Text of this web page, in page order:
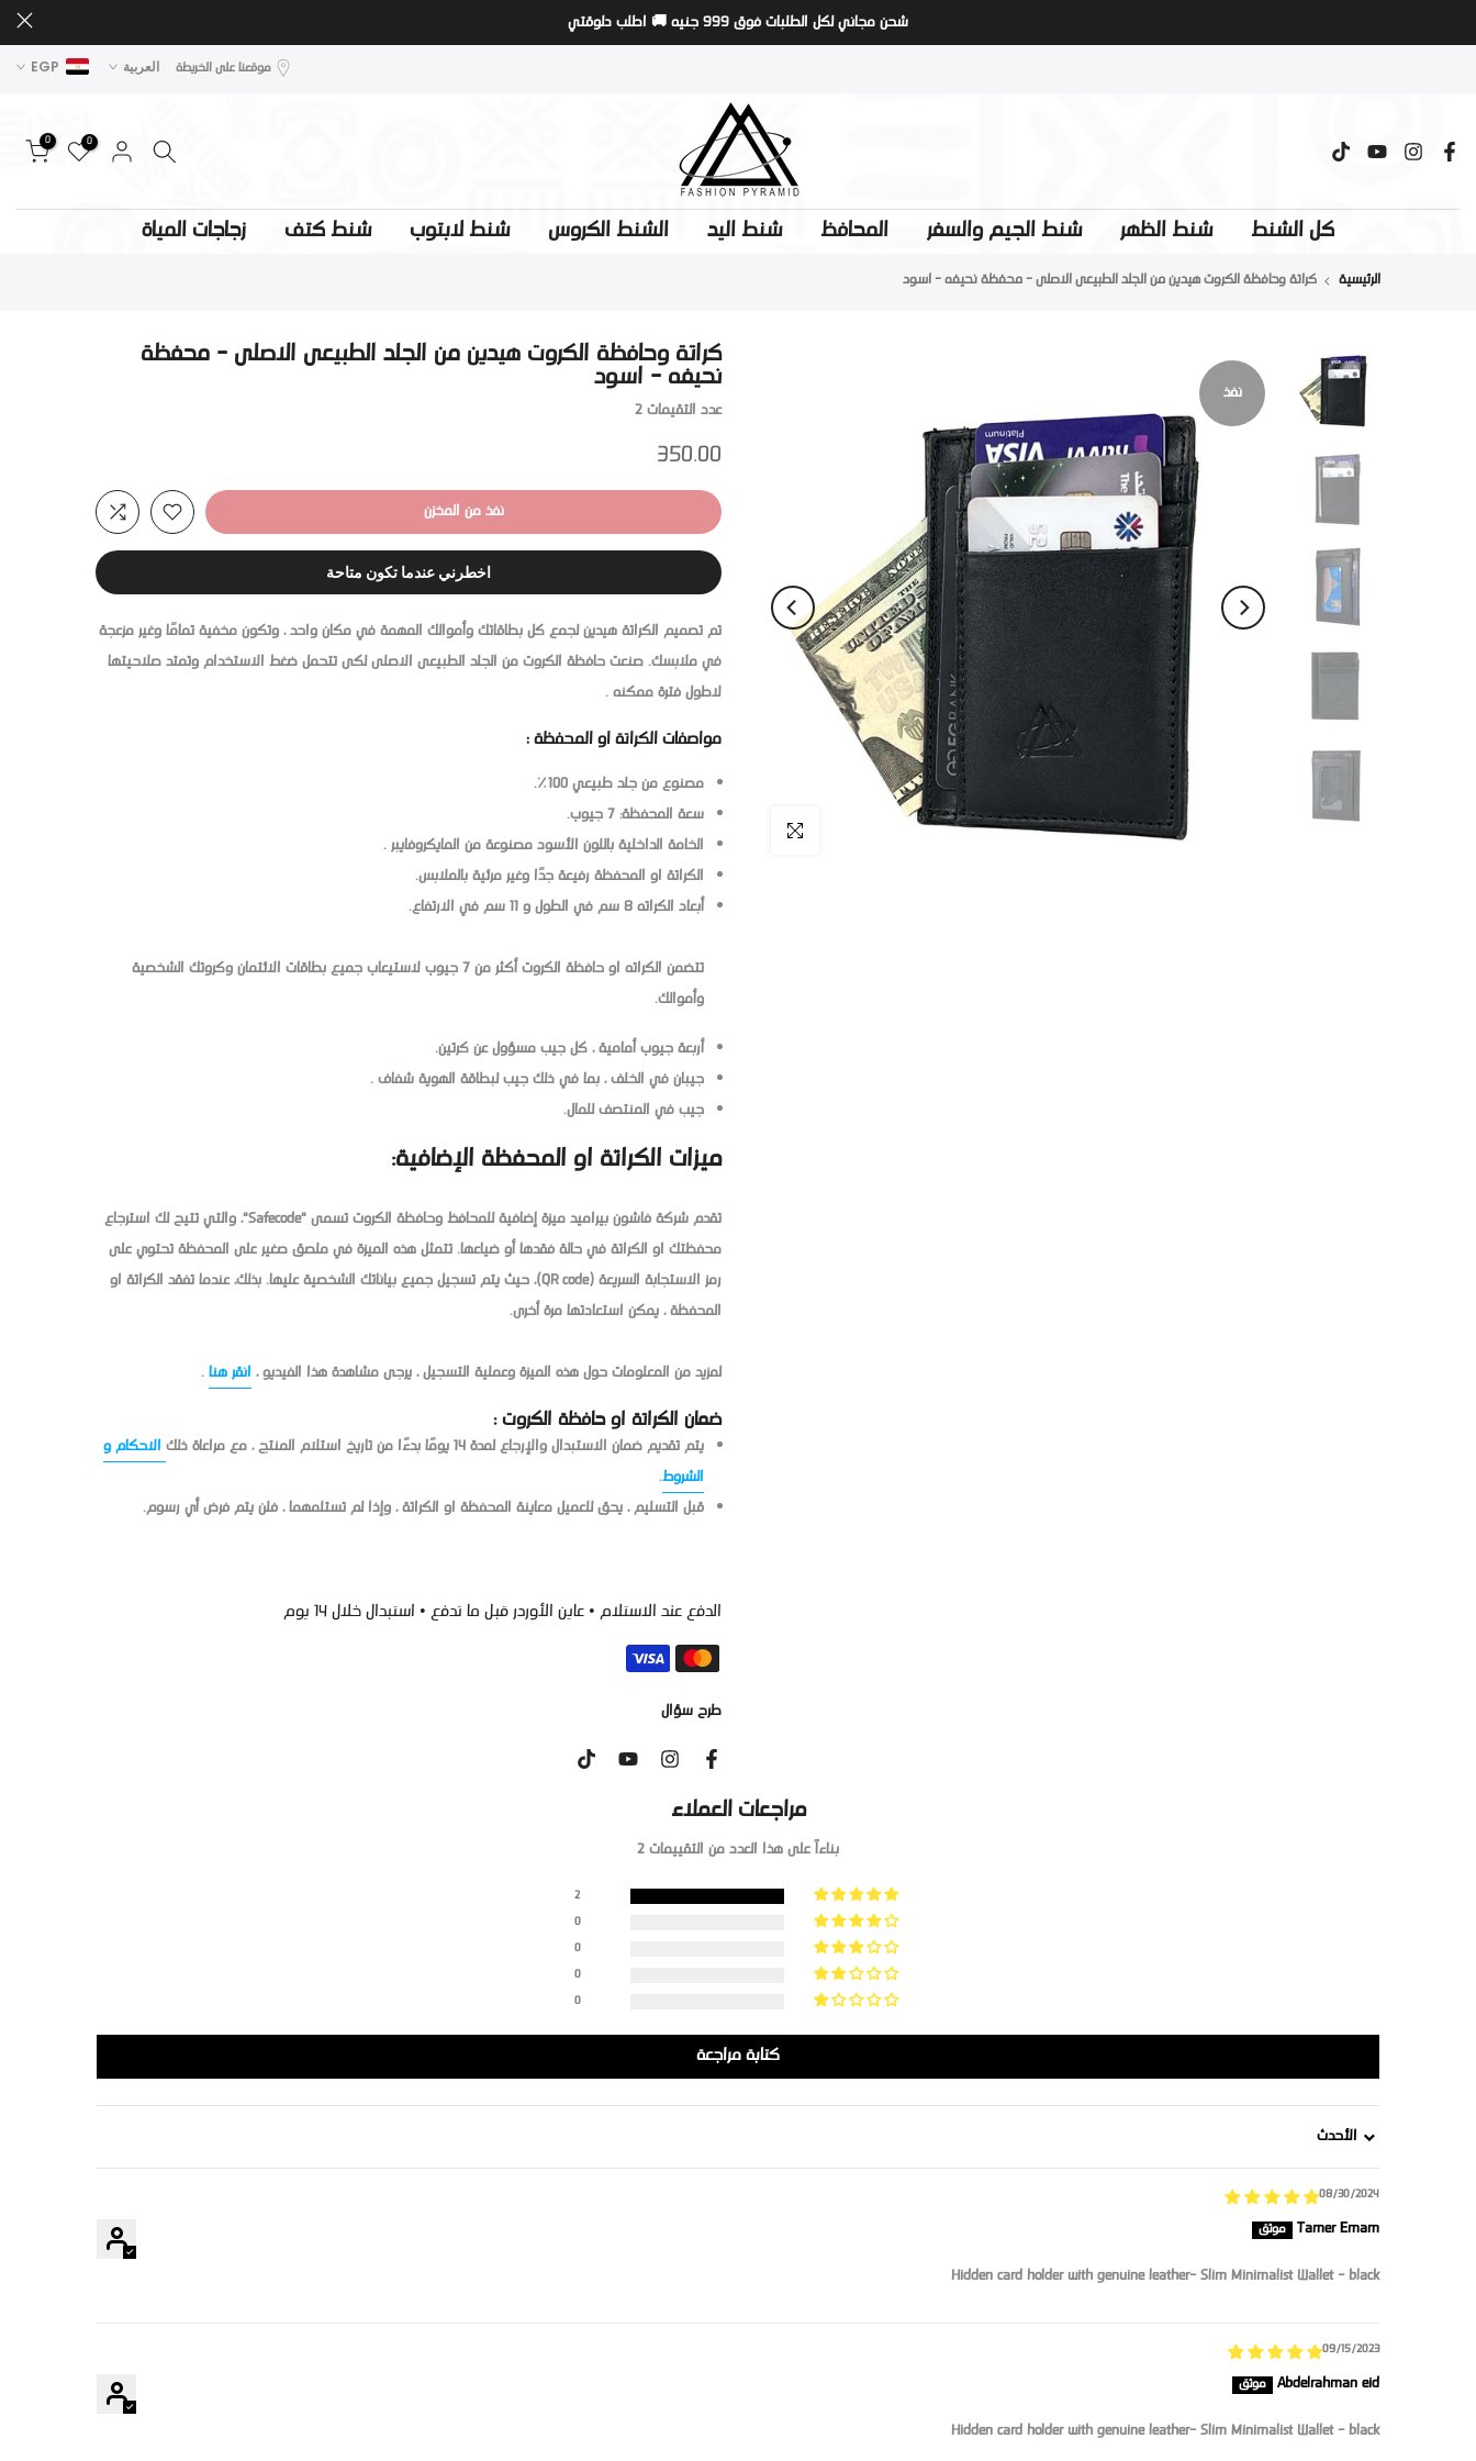
شحن مجاني لكل الطلبات فوق 999 جنيه 🚚 اطلب دلوقتي
موقعنا على الخريطة العربية EGP
0
0
كل الشنط شنط الظهر شنط الجيم والسفر المحافظ شنط اليد الشنط الكروس شنط لابتوب شنط كتف زجاجات المياة
الرئيسية كراتة وحافظة الكروت هيدين من الجلد الطبيعى الاصلى - محفظة نحيفه - اسود
نفذ
اضغط للتكبير
كراتة وحافظة الكروت هيدين من الجلد الطبيعى الاصلى - محفظة
نحيفه - اسود
عدد التقيمات 2
350.00
نفذ من المخزن
اخطرني عندما تكون متاحة
تم تصميم الكراتة هيدين لجمع كل بطاقاتك وأموالك المهمة في مكان واحد ، وتكون مخفية تمامًا وغير مزعجة
في ملابسك. صنعت حافظة الكروت من الجلد الطبيعى الاصلى لكى تتحمل ضغط الاستخدام وتمتد صلاحيتها
لاطول فترة ممكنه .
مواصفات الكراتة او المحفظة :
مصنوع من جلد طبيعي 100٪.
سعة المحفظة: 7 جيوب.
الخامة الداخلية باللون الأسود مصنوعة من المايكروفايبر .
الكراتة او المحفظة رفيعة جدًا وغير مرئية بالملابس.
أبعاد الكراته 8 سم في الطول و 11 سم في الارتفاع.
تتضمن الكراته او حافظة الكروت أكثر من 7 جيوب لاستيعاب جميع بطاقات الائتمان وكروتك الشخصية
وأموالك.
أربعة جيوب أمامية ، كل جيب مسؤول عن كرتين.
جيبان في الخلف ، بما في ذلك جيب لبطاقة الهوية شفاف .
جيب في المنتصف للمال.
ميزات الكراتة او المحفظة الإضافية:
تقدم شركة فاشون بيراميد ميزة إضافية للمحافظ وحافظة الكروت تسمى "Safecode"، والتي تتيح لك استرجاع
محفظتك او الكراتة في حالة فقدها أو ضياعها. تتمثل هذه الميزة في ملصق صغير على المحفظة تحتوي على
رمز الاستجابة السريعة (QR code)، حيث يتم تسجيل جميع بياناتك الشخصية عليها. بذلك، عندما تفقد الكراتة او
المحفظة ، يمكن استعادتها مرة أخرى.
لمزيد من المعلومات حول هذه الميزة وعملية التسجيل ، يرجى مشاهدة هذا الفيديو ، انقر هنا.
ضمان الكراتة او حافظة الكروت :
يتم تقديم ضمان الاستبدال والإرجاع لمدة 14 يومًا بدءًا من تاريخ استلام المنتج ، مع مراعاة ذلك
الاحكام و
الشروط.
قبل التسليم ، يحق للعميل معاينة المحفظة او الكراتة ، وإذا لم تستلمهما ، فلن يتم فرض أي رسوم.
الدفع عند الاستلام • عاين الأوردر قبل ما تدفع • استبدال خلال 14 يوم
طرح سؤال
مراجعات العملاء
بناءاً على هذا العدد من التقييمات 2
2
0
0
0
0
كتابة مراجعة
Sort by
08/30/2024
Tamer Emam
Hidden card holder with genuine leather- Slim Minimalist Wallet - black
09/15/2023
‪Abdelrahman eid‬‏
Hidden card holder with genuine leather- Slim Minimalist Wallet - black